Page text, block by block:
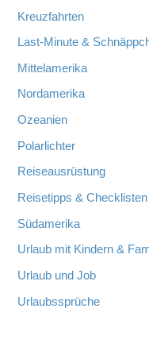
Kreuzfahrten
Last-Minute &
Mittelamerika
Nordamerika
Ozeanien
Polarlichter
Reiseausrüstung
Reisetipps & Checklisten
Südamerika
Urlaub mit Kindern &
Urlaub und Job
Urlaubssprüche